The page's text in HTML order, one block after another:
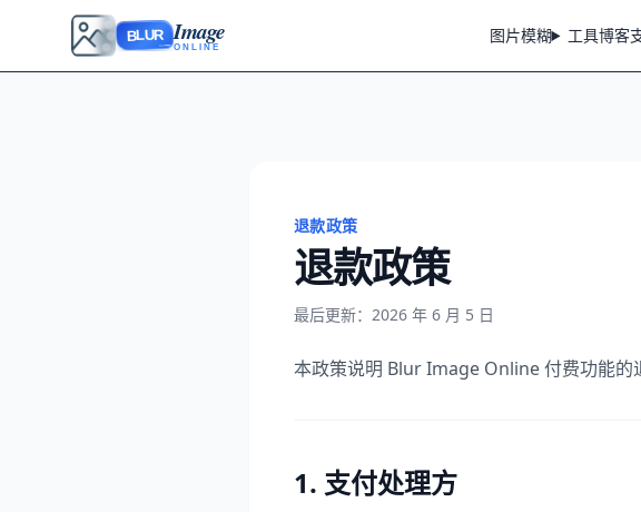
BLUR Image
ONLINE
图片模糊 工具博客
退款政策
退款政策
最后更新：2026 年 6 月 5 日
本政策说明 Blur Image Online 付费功能的
1. 支付处理方